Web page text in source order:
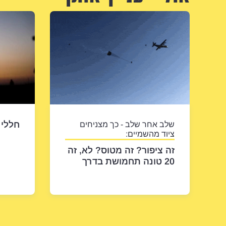
שלב אחר שלב - כך מצניחים
ציוד מהשמיים:
זה ציפור? זה מטוס? לא, זה
20 טונה תחמושת בדרך